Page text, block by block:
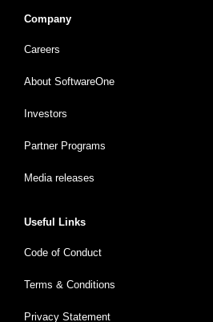
Company
Careers
About SoftwareOne
Investors
Partner Programs
Media releases
Useful Links
Code of Conduct
Terms & Conditions
Privacy Statement